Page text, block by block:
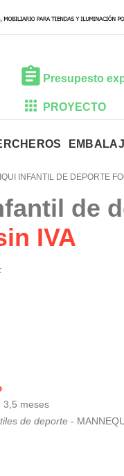
Presupesto
PROYECTO
INFANTIL DE DEPORTE
de
IVA
3,5 meses
de deporte -